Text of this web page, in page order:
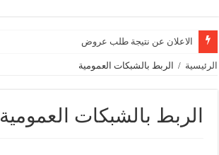
الاعلان عن نتيجة طلب عروض
الرئيسية / الربط بالشبكات العمومية
الربط بالشبكات العمومية